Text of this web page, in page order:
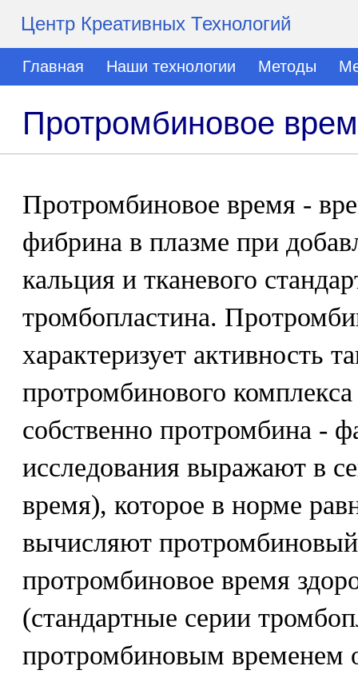
Центр Креативных Технологий
Главная Наши технологии Методы
Протромбиновое
Протромбиновое время -
фибрина в плазме при
кальция и тканевого
тромбопластина.
характеризует активность
протромбинового
собственно протромбина -
исследования выражают в
время), которое в норме
вычисляют
протромбиновое время
(стандартные серии
протромбиновым временем